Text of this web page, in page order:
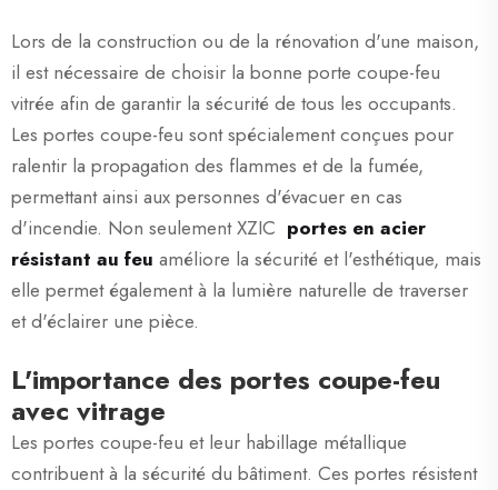
Lors de la construction ou de la rénovation d'une maison,
il est nécessaire de choisir la bonne porte coupe-feu
vitrée afin de garantir la sécurité de tous les occupants.
Les portes coupe-feu sont spécialement conçues pour
ralentir la propagation des flammes et de la fumée,
permettant ainsi aux personnes d'évacuer en cas
d'incendie. Non seulement XZIC portes en acier
résistant au feu améliore la sécurité et l'esthétique, mais
elle permet également à la lumière naturelle de traverser
et d'éclairer une pièce.
L'importance des portes coupe-feu
avec vitrage
Les portes coupe-feu et leur habillage métallique
contribuent à la sécurité du bâtiment. Ces portes résistent